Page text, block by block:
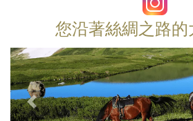
您沿著絲綢之路的
以前的